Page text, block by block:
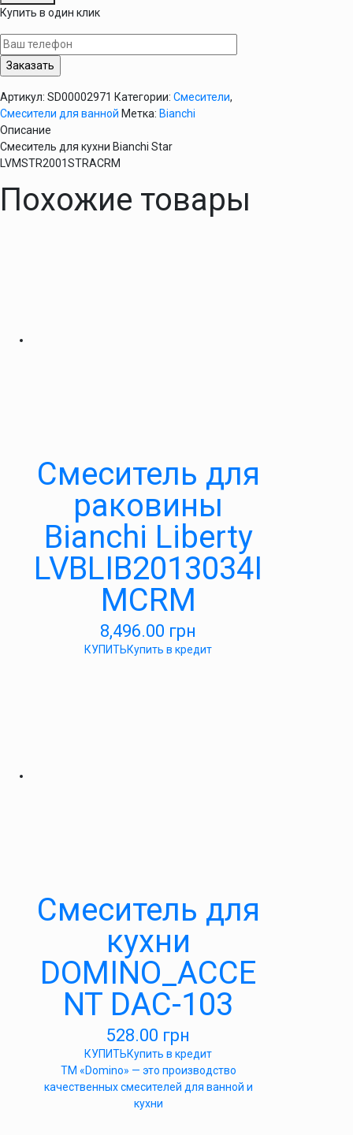
для
кухни
Bianchi
Star
Купить в один клик
Артикул: SD00002971 Категории: Смесители,
Смесители для ванной Метка: Bianchi
Описание
Смеситель для кухни Bianchi Star
LVMSTR2001STRACRM
Похожие товары
Смеситель для
раковины
Bianchi Liberty
LVBLIB2013034I
MCRM
8,496.00 грн
КУПИТЬКупить в кредит
Cмеситель для
кухни
DOMINO_ACCE
NT DAC-103
528.00 грн
КУПИТЬКупить в кредит
ТМ «Domino» — это производство
качественных смесителей для ванной и
кухни